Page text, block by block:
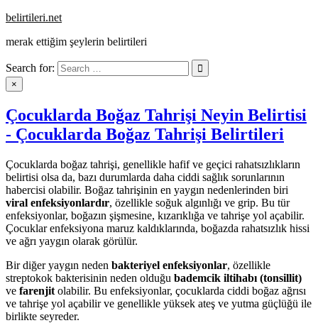
Skip
content
belirtileri.net
merak ettiğim şeylerin belirtileri
Search for:
×
Çocuklarda Boğaz Tahrişi Neyin Belirtisi
- Çocuklarda Boğaz Tahrişi Belirtileri
Çocuklarda boğaz tahrişi, genellikle hafif ve geçici rahatsızlıkların
belirtisi olsa da, bazı durumlarda daha ciddi sağlık sorunlarının
habercisi olabilir. Boğaz tahrişinin en yaygın nedenlerinden biri
viral enfeksiyonlardır, özellikle soğuk algınlığı ve grip. Bu tür
enfeksiyonlar, boğazın şişmesine, kızarıklığa ve tahrişe yol açabilir.
Çocuklar enfeksiyona maruz kaldıklarında, boğazda rahatsızlık hissi
ve ağrı yaygın olarak görülür.
Bir diğer yaygın neden bakteriyel enfeksiyonlar, özellikle
streptokok bakterisinin neden olduğu bademcik iltihabı (tonsillit)
ve farenjit olabilir. Bu enfeksiyonlar, çocuklarda ciddi boğaz ağrısı
ve tahrişe yol açabilir ve genellikle yüksek ateş ve yutma güçlüğü ile
birlikte seyreder.